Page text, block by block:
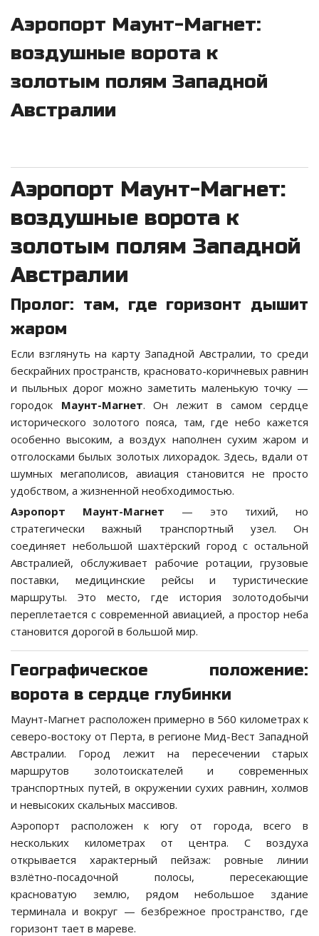
Аэропорт Маунт-Магнет:
воздушные ворота к
золотым полям Западной
Австралии
Аэропорт Маунт-Магнет:
воздушные ворота к
золотым полям Западной
Австралии
Пролог: там, где горизонт дышит
жаром
Если взглянуть на карту Западной Австралии, то среди
бескрайних пространств, красновато-коричневых равнин
и пыльных дорог можно заметить маленькую точку —
городок Маунт-Магнет. Он лежит в самом сердце
исторического золотого пояса, там, где небо кажется
особенно высоким, а воздух наполнен сухим жаром и
отголосками былых золотых лихорадок. Здесь, вдали от
шумных мегаполисов, авиация становится не просто
удобством, а жизненной необходимостью.
Аэропорт Маунт-Магнет — это тихий, но
стратегически важный транспортный узел. Он
соединяет небольшой шахтёрский город с остальной
Австралией, обслуживает рабочие ротации, грузовые
поставки, медицинские рейсы и туристические
маршруты. Это место, где история золотодобычи
переплетается с современной авиацией, а простор неба
становится дорогой в большой мир.
Географическое положение:
ворота в сердце глубинки
Маунт-Магнет расположен примерно в 560 километрах к
северо-востоку от Перта, в регионе Мид-Вест Западной
Австралии. Город лежит на пересечении старых
маршрутов золотоискателей и современных
транспортных путей, в окружении сухих равнин, холмов
и невысоких скальных массивов.
Аэропорт расположен к югу от города, всего в
нескольких километрах от центра. С воздуха
открывается характерный пейзаж: ровные линии
взлётно-посадочной полосы, пересекающие
красноватую землю, рядом небольшое здание
терминала и вокруг — безбрежное пространство, где
горизонт тает в мареве.